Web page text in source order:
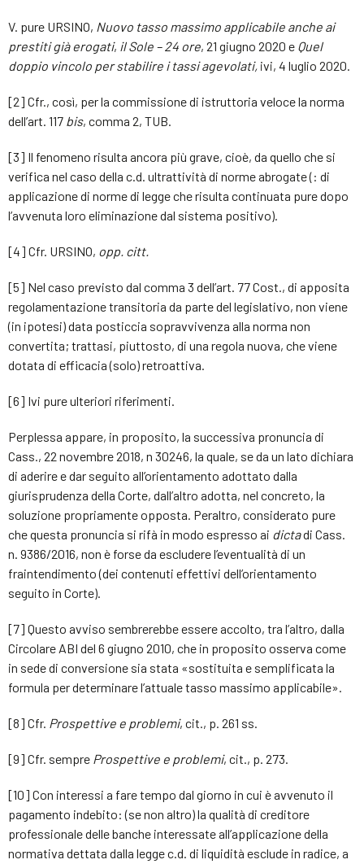
V. pure URSINO, Nuovo tasso massimo applicabile anche ai
prestiti già erogati, il Sole – 24 ore, 21 giugno 2020 e Quel
doppio vincolo per stabilire i tassi agevolati, ivi, 4 luglio 2020.
[2] Cfr., così, per la commissione di istruttoria veloce la norma
dell’art. 117 bis, comma 2, TUB.
[3] Il fenomeno risulta ancora più grave, cioè, da quello che si
verifica nel caso della c.d. ultrattività di norme abrogate (: di
applicazione di norme di legge che risulta continuata pure dopo
l’avvenuta loro eliminazione dal sistema positivo).
[4] Cfr. URSINO, opp. citt.
[5] Nel caso previsto dal comma 3 dell’art. 77 Cost., di apposita
regolamentazione transitoria da parte del legislativo, non viene
(in ipotesi) data posticcia sopravvivenza alla norma non
convertita; trattasi, piuttosto, di una regola nuova, che viene
dotata di efficacia (solo) retroattiva.
[6] Ivi pure ulteriori riferimenti.
Perplessa appare, in proposito, la successiva pronuncia di
Cass., 22 novembre 2018, n 30246, la quale, se da un lato dichiara
di aderire e dar seguito all’orientamento adottato dalla
giurisprudenza della Corte, dall’altro adotta, nel concreto, la
soluzione propriamente opposta. Peraltro, considerato pure
che questa pronuncia si rifà in modo espresso ai dictadi Cass.
n. 9386/2016, non è forse da escludere l’eventualità di un
fraintendimento (dei contenuti effettivi dell’orientamento
seguito in Corte).
[7] Questo avviso sembrerebbe essere accolto, tra l’altro, dalla
Circolare ABI del 6 giugno 2010, che in proposito osserva come
in sede di conversione sia stata «sostituita e semplificata la
formula per determinare l’attuale tasso massimo applicabile».
[8] Cfr. Prospettive e problemi, cit., p. 261 ss.
[9] Cfr. sempre Prospettive e problemi, cit., p. 273.
[10] Con interessi a fare tempo dal giorno in cui è avvenuto il
pagamento indebito: (se non altro) la qualità di creditore
professionale delle banche interessate all’applicazione della
normativa dettata dalla legge c.d. di liquidità esclude in radice, a